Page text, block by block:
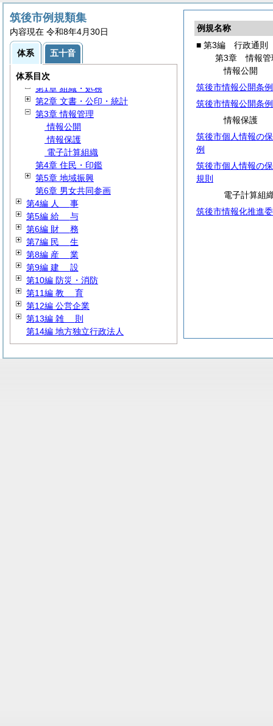
例規名称
■ 第3編 行政通則
第3章 情報管
情報公開
筑後市情報公開条例
筑後市情報公開条
情報保護
筑後市個人情報の
例
筑後市個人情報の
規則
電子計算組
筑後市情報化推進
筑後市例規類集
内容現在 令和8年4月30日
体系 五十音
体系目次
第1編総規
第2編 議会・選挙・監査
第3編 行政通則
第1章 組織・処務
第2章 文書・公印・統計
第3章 情報管理
情報公開
情報保護
電子計算組織
第4章 住民・印鑑
第5章 地域振興
第6章 男女共同参画
第4編 人 事
第5編 給 与
第6編 財 務
第7編 民 生
第8編 産 業
第9編 建 設
第10編 防災・消防
第11編 教 育
第12編 公営企業
第13編 雑 則
第14編 地方独立行政法人